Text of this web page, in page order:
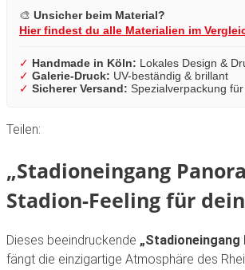
🎨 Unsicher beim Material?
Hier findest du alle Materialien im
✓ Handmade in Köln: Lokales Design &
✓ Galerie-Druck: UV-beständig & brillant
✓ Sicherer Versand: Spezialverpackung
Teilen:
„Stadioneingang
Stadion-Feeling für
Dieses beeindruckende „Stadioneingang
fängt die einzigartige Atmosphäre des